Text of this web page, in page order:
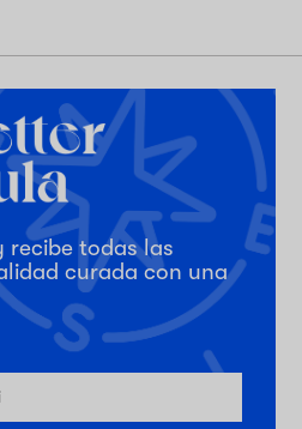
recibe todas las
curada con una